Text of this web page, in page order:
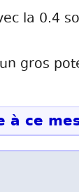
la 0.4
gros
à ce